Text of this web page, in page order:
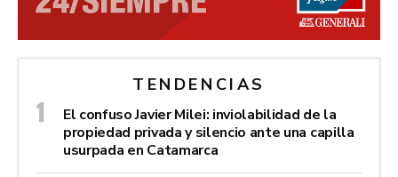
TENDENCIAS
El confuso Javier Milei: inviolabilidad de la
propiedad privada y silencio ante una capilla
usurpada en Catamarca